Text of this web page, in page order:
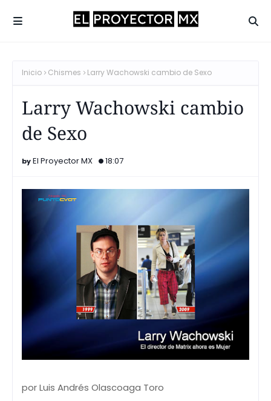
Inicio Chismes Larry Wachowski cambio de Sexo
Larry Wachowski cambio
de Sexo
El Proyector MX 18:07
por Luis Andrés Olascoaga Toro